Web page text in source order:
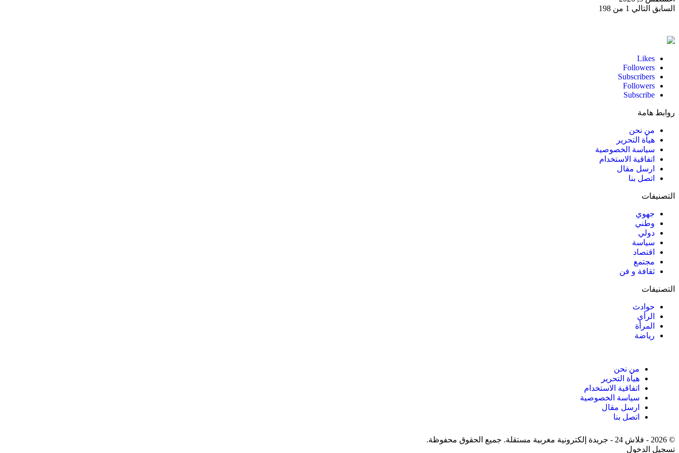
السابق التالي 1 من 198
Likes
Followers
Subscribers
Followers
Subscribe
روابط هامة
من نحن
هيأة التحرير
سياسة الخصوصية
اتفاقية الاستخدام
ارسل مقال
اتصل بنا
التصنيفات
جهوي
وطني
دولي
سياسة
اقتصاد
مجتمع
ثقافة و فن
التصنيفات
حوادث
الرأي
المرأة
رياضة
من نحن
هيأة التحرير
اتفاقية الاستخدام
سياسة الخصوصية
ارسل مقال
اتصل بنا
© 2026 - فلاش 24 - جريدة إلكترونية مغربية مستقلة. جميع الحقوق محفوظة.
تسجيل الدخول